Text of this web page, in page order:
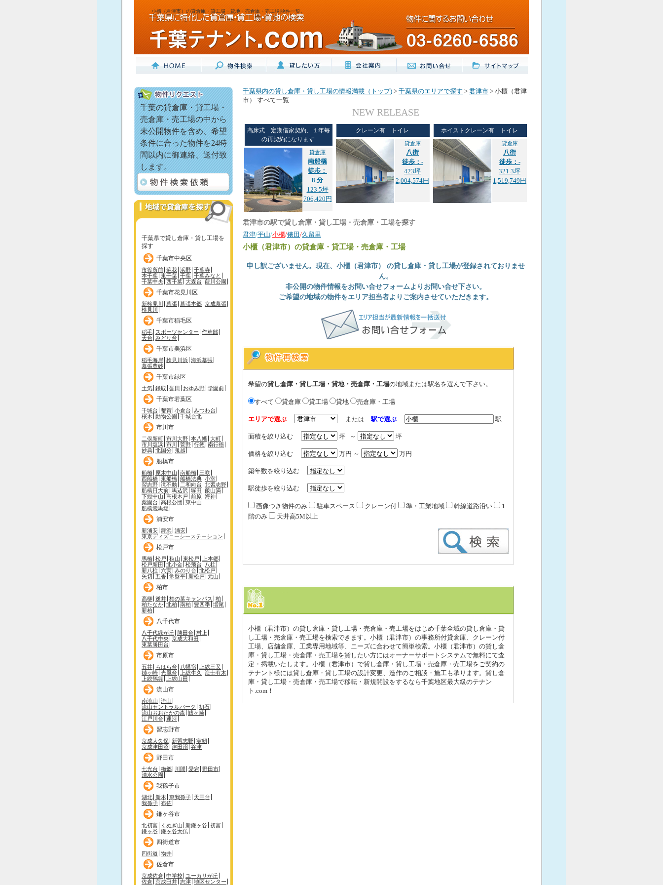
小櫃（君津市）の貸倉庫・貸工場・貸地・売倉庫・売工場|物件一覧。
千葉の貸倉庫・貸工場・
売倉庫・売工場の中から
未公開物件を含め、希望
条件に合った物件を24時
間以内に御連絡、送付致
します。
千葉県で貸し倉庫・貸し工場を
探す
千葉市中央区
市役所前 蘇我 浜野 千葉寺
本千葉 東千葉 千葉 千葉みなと
千葉中央 西千葉 大森台 葭川公園
千葉市花見川区
新検見川 幕張 幕張本郷 京成幕張
検見川
千葉市稲毛区
稲毛 スポーツセンター 作草部
天台 みどり台
千葉市美浜区
稲毛海岸 検見川浜 海浜幕張
幕張豊砂
千葉市緑区
土気 鎌取 誉田 おゆみ野 学園前
千葉市若葉区
千城台 都賀 小倉台 みつわ台
桜木 動物公園 千城台北
市川市
二俣新町 市川大野 本八幡 大町
市川塩浜 市川 菅野 行徳 南行徳
妙典 北国分 鬼越
船橋市
船橋 原木中山 南船橋 三咲
西船橋 東船橋 船橋法典 小室
習志野 滝不動 二和向台 北習志野
船橋日大前 馬込沢 塚田 飯山満
下総中山 高根木戸 前原 海神
薬園台 高根公団 東中山
船橋競馬場
浦安市
新浦安 舞浜 浦安
東京ディズニーシーステーション
松戸市
馬橋 松戸 秋山 東松戸
上本郷
松戸新田 北小金 松飛台
八柱
新八柱 六実 みのり台 北松戸
矢切 五香 常盤平 新松戸 元山
柏市
高柳 逆井 柏の葉キャンパス
柏
柏たなか 北柏 南柏 豊四季 増尾
新柏
八千代市
八千代緑が丘 勝田台 村上
八千代中央 京成大和田
東葉勝田台
市原市
五井 ちはら台 八幡宿
上総三又
姉ヶ崎 光風台 上総牛久
海士有木
上総鶴舞
上総山田
流山市
南流山 流山
流山セントラルパーク
初石
流山おおたかの森 鰭ヶ崎
江戸川台 運河
習志野市
京成大久保 新習志野 実籾
京成津田沼 津田沼 谷津
野田市
七光台 梅郷 川間 愛宕 野田市
清水公園
我孫子市
湖北 新木 東我孫子 天王台
我孫子 布佐
鎌ヶ谷市
北初富 くぬぎ山 新鎌ヶ谷 初富
鎌ヶ谷 鎌ヶ谷大仏
四街道市
四街道 物井
佐倉市
京成佐倉 中学校
ユーカリが丘
佐倉 京成臼井 志津 地区センター
千葉県内の貸し倉庫・貸し工場の情報満載（トップ) > 千葉県のエリアで探す > 君津市 > 小櫃（君津
市） すべて一覧
NEW RELEASE
高床式 定期借家契約、１年毎
の再契約になります
貸倉庫
南船橋
徒歩：
8 分
123.5坪
706,420円
クレーン有 トイレ
貸倉庫
八街
徒歩：-
423坪
2,004,574円
ホイストクレーン有 トイレ
貸倉庫
八街
徒歩：-
321.3坪
1,519,749円
君津市の駅で貸し倉庫・貸し工場・売倉庫・工場を探す
君津/平山/小櫃/俵田 /久留里
小櫃（君津市） の貸倉庫・貸工場・売倉庫・工場
申し訳ございません。現在、小櫃（君津市） の貸し倉庫・貸し工場が登録されておりませ
ん。
非公開の物件情報をお問い合せフォームよりお問い合せ下さい。
ご希望の地域の物件をエリア担当者よりご案内させていただきます。
希望の貸し倉庫・貸し工場・貸地・売倉庫・工場の地域または駅名を選んで下さい。
すべて 貸倉庫 貸工場 貸地 売倉庫・工場
エリアで選ぶ または駅で選ぶ 駅
面積を絞り込む 坪 ～ 坪
価格を絞り込む 万円 ～ 万円
築年数を絞り込む
駅徒歩を絞り込む
画像つき物件のみ 駐車スペース クレーン付 準・工業地域 幹線道路沿い
1
階のみ
天井高5M以上
小櫃（君津市）の貸し倉庫・貸し工場・売倉庫・売工場をはじめ千葉全域の貸し倉庫・貸
し工場・売倉庫・売工場を検索できます。小櫃（君津市）の事務所付貸倉庫、クレーン付
工場、店舗倉庫、工業専用地域等、ニーズに合わせて簡単検索。小櫃（君津市）の貸し倉
庫・貸し工場・売倉庫・売工場を貸したい方にはオーナーサポートシステムで無料にて査
定・掲載いたします。小櫃（君津市）で貸し倉庫・貸し工場・売倉庫・売工場をご契約の
テナント様には貸し倉庫・貸し工場の設計変更、造作のご相談・施工も承ります。貸し倉
庫・貸し工場・売倉庫・売工場で移転・新規開設をするなら千葉地区最大級のテナン
ト.com！